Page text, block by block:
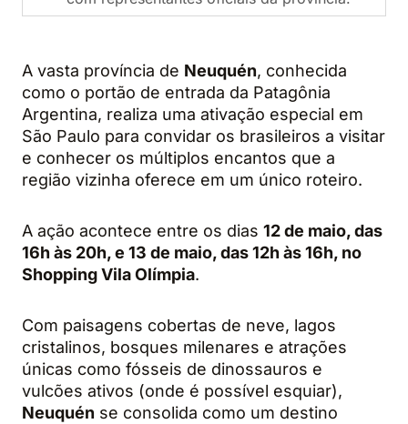
A vasta província de Neuquén, conhecida
como o portão de entrada da Patagônia
Argentina, realiza uma ativação especial em
São Paulo para convidar os brasileiros a visitar
e conhecer os múltiplos encantos que a
região vizinha oferece em um único roteiro.
A ação acontece entre os dias 12 de maio, das
16h às 20h, e 13 de maio, das 12h às 16h, no
Shopping Vila Olímpia.
Com paisagens cobertas de neve, lagos
cristalinos, bosques milenares e atrações
únicas como fósseis de dinossauros e
vulcões ativos (onde é possível esquiar),
Neuquén se consolida como um destino